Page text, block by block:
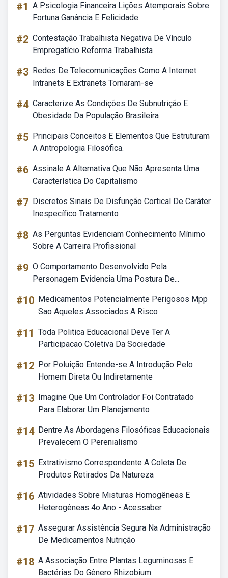
#1 A Psicologia Financeira Lições Atemporais Sobre
Fortuna Ganância E Felicidade
#2 Contestação Trabalhista Negativa De Vínculo
Empregatício Reforma Trabalhista
#3 Redes De Telecomunicações Como A Internet
Intranets E Extranets Tornaram-se
#4 Caracterize As Condições De Subnutrição E
Obesidade Da População Brasileira
#5 Principais Conceitos E Elementos Que Estruturam
A Antropologia Filosófica.
#6 Assinale A Alternativa Que Não Apresenta Uma
Característica Do Capitalismo
#7 Discretos Sinais De Disfunção Cortical De Caráter
Inespecífico Tratamento
#8 As Perguntas Evidenciam Conhecimento Mínimo
Sobre A Carreira Profissional
#9 O Comportamento Desenvolvido Pela
Personagem Evidencia Uma Postura De...
#10 Medicamentos Potencialmente Perigosos Mpp
Sao Aqueles Associados A Risco
#11 Toda Politica Educacional Deve Ter A
Participacao Coletiva Da Sociedade
#12 Por Poluição Entende-se A Introdução Pelo
Homem Direta Ou Indiretamente
#13 Imagine Que Um Controlador Foi Contratado
Para Elaborar Um Planejamento
#14 Dentre As Abordagens Filosóficas Educacionais
Prevalecem O Perenialismo
#15 Extrativismo Correspondente A Coleta De
Produtos Retirados Da Natureza
#16 Atividades Sobre Misturas Homogêneas E
Heterogêneas 4o Ano - Acessaber
#17 Assegurar Assistência Segura Na Administração
De Medicamentos Nutrição
#18 A Associação Entre Plantas Leguminosas E
Bactérias Do Gênero Rhizobium